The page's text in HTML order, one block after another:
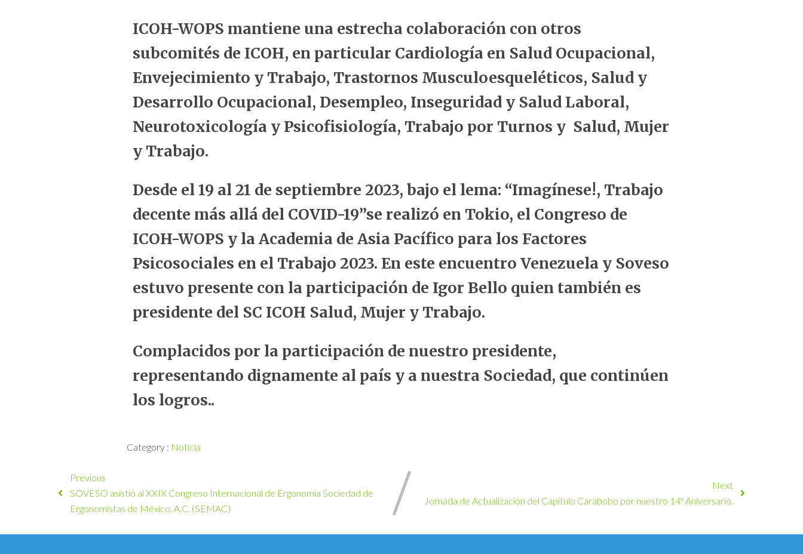
ICOH-WOPS mantiene una estrecha colaboración con otros
subcomités de ICOH, en particular Cardiología en Salud Ocupacional,
Envejecimiento y Trabajo, Trastornos Musculoesqueléticos, Salud y
Desarrollo Ocupacional, Desempleo, Inseguridad y Salud Laboral,
Neurotoxicología y Psicofisiología, Trabajo por Turnos y Salud, Mujer
y Trabajo.
Desde el 19 al 21 de septiembre 2023, bajo el lema: “Imagínese!, Trabajo
decente más allá del COVID-19”se realizó en Tokio, el Congreso de
ICOH-WOPS y la Academia de Asia Pacífico para los Factores
Psicosociales en el Trabajo 2023. En este encuentro Venezuela y Soveso
estuvo presente con la participación de Igor Bello quien también es
presidente del SC ICOH Salud, Mujer y Trabajo.
Complacidos por la participación de nuestro presidente,
representando dignamente al país y a nuestra Sociedad, que continúen
los logros..
Category : Noticia
Previous
SOVESO asistió al XXIX Congreso Internacional de Ergonomía Sociedad de
Ergonomistas de México, A.C. (SEMAC)
Next
Jornada de Actualización del Capítulo Carabobo por nuestro 14º Aniversario.